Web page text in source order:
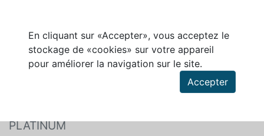
En cliquant sur «Accepter», vous acceptez le
stockage de «cookies» sur votre appareil
pour améliorer la navigation sur le site.
Accepter
PLATINUM